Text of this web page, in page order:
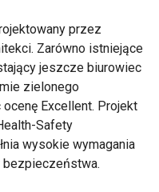
przez
Zarówno istniejące
jeszcze biurowiec
zielonego
Excellent. Projekt
Safety
wysokie wymagania